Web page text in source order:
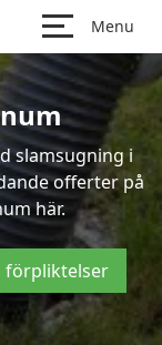
Menu
slamsugning i
offerter på
här.
förpliktelser